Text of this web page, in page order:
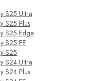
S25 Ultra
S25 Plus
S25 Edge
S25 FE
S25
S24 Ultra
S24 Plus